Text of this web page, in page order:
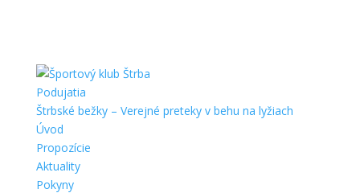
Podujatia
Štrbské bežky – Verejné preteky v behu na lyžiach
Úvod
Propozície
Aktuality
Pokyny